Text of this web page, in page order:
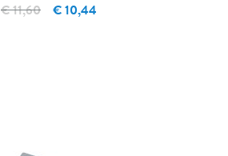
€ 10,44
€ 11,60